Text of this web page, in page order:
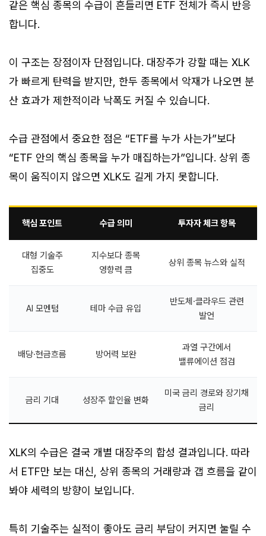
같은 핵심 종목의 수급이 흔들리면 ETF 전체가 즉시 반응
합니다.
이 구조는 장점이자 단점입니다. 대장주가 강할 때는 XLK
가 빠르게 탄력을 받지만, 한두 종목에서 악재가 나오면 분
산 효과가 제한적이라 낙폭도 커질 수 있습니다.
수급 관점에서 중요한 점은 “ETF를 누가 사는가”보다
“ETF 안의 핵심 종목을 누가 매집하는가”입니다. 상위 종
목이 움직이지 않으면 XLK도 길게 가지 못합니다.
핵심 포인트 수급 의미 투자자 체크 항목
대형 기술주
집중도
지수보다 종목
영향력 큼
상위 종목 뉴스와 실적
AI 모멘텀 테마 수급 유입
반도체·클라우드 관련
발언
배당·현금흐름 방어력 보완
과열 구간에서
밸류에이션 점검
금리 기대 성장주 할인율 변화
미국 금리 경로와 장기채
금리
XLK의 수급은 결국 개별 대장주의 합성 결과입니다. 따라
서 ETF만 보는 대신, 상위 종목의 거래량과 갭 흐름을 같이
봐야 세력의 방향이 보입니다.
특히 기술주는 실적이 좋아도 금리 부담이 커지면 눌릴 수